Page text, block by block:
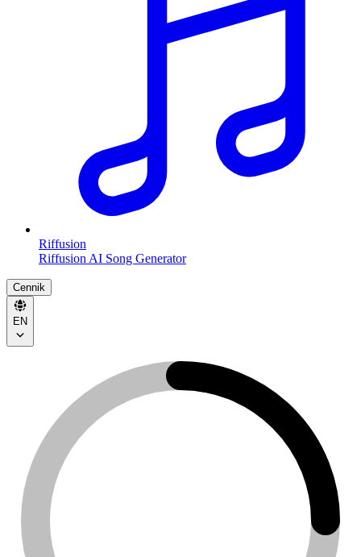
Riffusion
Riffusion AI Song Generator
Cennik
EN